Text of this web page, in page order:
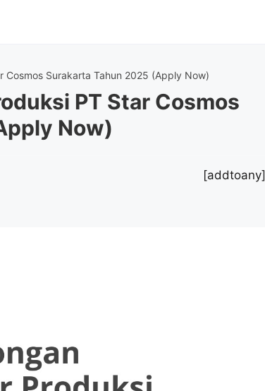
Cosmos Surakarta Tahun 2025 (Apply Now)
PT Star Cosmos
Now)
[addtoany]